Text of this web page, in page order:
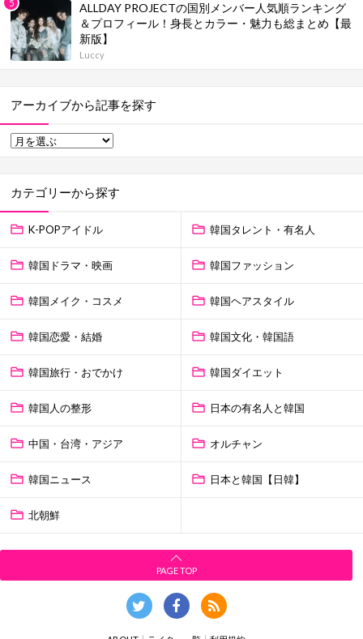
ALLDAY PROJECTの国別メンバー人気順ランキング
＆プロフィール！身長とカラー・魅力も総まとめ【最
新版】
Luccy
アーカイブから記事を探す
カテゴリーから探す
K-POPアイドル 韓国タレント・有名人
韓国ドラマ・映画 韓国ファッション
韓国メイク・コスメ 韓国ヘアスタイル
韓国恋愛・結婚 韓国文化・韓国語
韓国旅行・おでかけ 韓国ダイエット
韓国人の整形 日本の有名人と韓国
中国・台湾・アジア オルチャン
韓国ニュース 日本と韓国【日韓】
北朝鮮
PAGE TOP